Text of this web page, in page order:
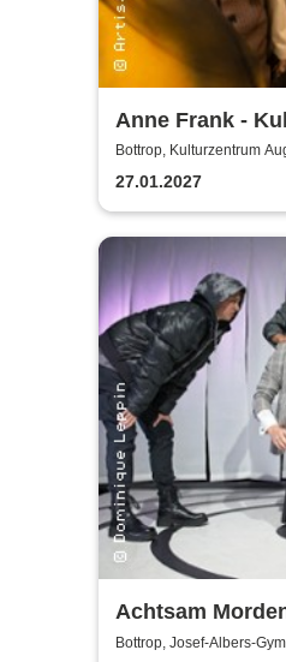
Anne Frank -
Bottrop
Bottrop, Kulturzentrum
27.01.2027
Achtsam
Studio Landgraf
Bottrop, Josef-Albers-